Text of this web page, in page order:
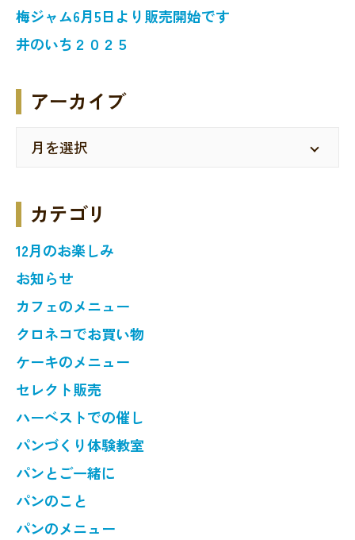
梅ジャム6月5日より販売開始です
井のいち２０２５
アーカイブ
カテゴリ
12月のお楽しみ
お知らせ
カフェのメニュー
クロネコでお買い物
ケーキのメニュー
セレクト販売
ハーベストでの催し
パンづくり体験教室
パンとご一緒に
パンのこと
パンのメニュー